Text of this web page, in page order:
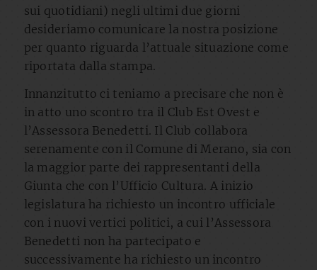
sui quotidiani) negli ultimi due giorni
desideriamo comunicare la nostra posizione
per quanto riguarda l’attuale situazione come
riportata dalla stampa.
Innanzitutto ci teniamo a precisare che non è
in atto uno scontro tra il Club Est Ovest e
l’Assessora Benedetti. Il Club collabora
serenamente con il Comune di Merano, sia con
la maggior parte dei rappresentanti della
Giunta che con l’Ufficio Cultura. A inizio
legislatura ha richiesto un incontro ufficiale
con i nuovi vertici politici, a cui l’Assessora
Benedetti non ha partecipato e
successivamente ha richiesto un incontro